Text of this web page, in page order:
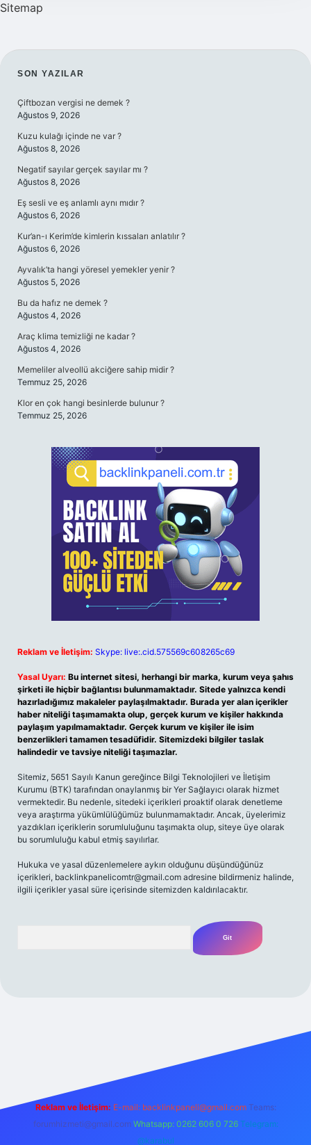
Sitemap
SIDEBAR
SON YAZILAR
Çiftbozan vergisi ne demek ?
Ağustos 9, 2026
Kuzu kulağı içinde ne var ?
Ağustos 8, 2026
Negatif sayılar gerçek sayılar mı ?
Ağustos 8, 2026
Eş sesli ve eş anlamlı aynı mıdır ?
Ağustos 6, 2026
Kur’an-ı Kerim’de kimlerin kıssaları anlatılır ?
Ağustos 6, 2026
Ayvalık’ta hangi yöresel yemekler yenir ?
Ağustos 5, 2026
Bu da hafız ne demek ?
Ağustos 4, 2026
Araç klima temizliği ne kadar ?
Ağustos 4, 2026
Memeliler alveollü akciğere sahip midir ?
Temmuz 25, 2026
Klor en çok hangi besinlerde bulunur ?
Temmuz 25, 2026
Reklam ve İletişim: Skype: live:.cid.575569c608265c69
Yasal Uyarı: Bu internet sitesi, herhangi bir marka, kurum veya şahıs
şirketi ile hiçbir bağlantısı bulunmamaktadır. Sitede yalnızca kendi
hazırladığımız makaleler paylaşılmaktadır. Burada yer alan içerikler
haber niteliği taşımamakta olup, gerçek kurum ve kişiler hakkında
paylaşım yapılmamaktadır. Gerçek kurum ve kişiler ile isim
benzerlikleri tamamen tesadüfidir. Sitemizdeki bilgiler taslak
halindedir ve tavsiye niteliği taşımazlar.
Sitemiz, 5651 Sayılı Kanun gereğince Bilgi Teknolojileri ve İletişim
Kurumu (BTK) tarafından onaylanmış bir Yer Sağlayıcı olarak hizmet
vermektedir. Bu nedenle, sitedeki içerikleri proaktif olarak denetleme
veya araştırma yükümlülüğümüz bulunmamaktadır. Ancak, üyelerimiz
yazdıkları içeriklerin sorumluluğunu taşımakta olup, siteye üye olarak
bu sorumluluğu kabul etmiş sayılırlar.
Hukuka ve yasal düzenlemelere aykırı olduğunu düşündüğünüz
içerikleri, backlinkpanelicomtr@gmail.com adresine bildirmeniz halinde,
ilgili içerikler yasal süre içerisinde sitemizden kaldırılacaktır.
m elexbet
Reklam ve İletişim: E-mail: backlinkpaneli@gmail.com Teams:
forumhizmeti@gmail.com Whatsapp: 0262 606 0 726 Telegram:
@karabul